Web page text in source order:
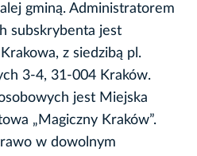
gminą. Administratorem
subskrybenta jest
z siedzibą pl.
3-4, 31-004 Kraków.
jest Miejska
„Magiczny Kraków”.
w dowolnym